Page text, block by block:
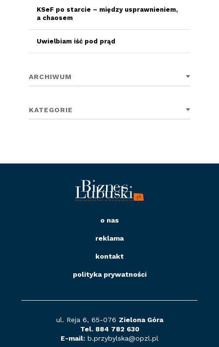
KSeF po starcie – między usprawnieniem,
a chaosem
Uwielbiam iść pod prąd
ARCHIWUM
KATEGORIE
o nas
reklama
kontakt
polityka prywatności
ul. Reja 6, 65-076 Zielona Góra
Tel. 884 782 630
E-mail: b.przybylska@opzl.pl